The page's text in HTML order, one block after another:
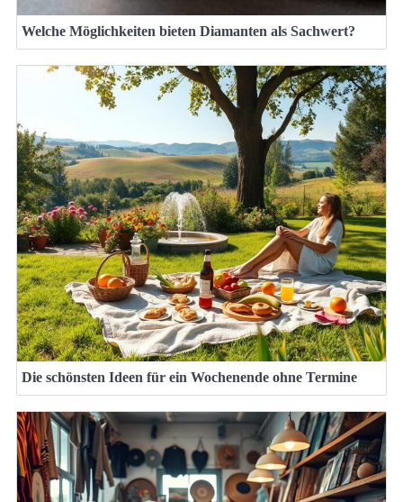
Welche Möglichkeiten bieten Diamanten als Sachwert?
Die schönsten Ideen für ein Wochenende ohne Termine